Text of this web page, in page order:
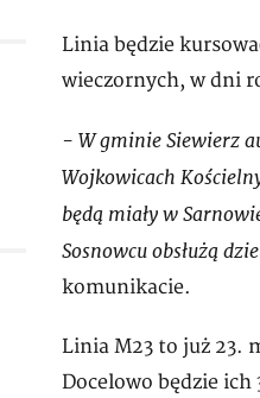
Linia będzie
wieczornych, w dni
- W gminie Siewierz
Wojkowicach
będą miały w
Sosnowcu obsłużą
komunikacie.
Linia M23 to już 23.
Docelowo będzie ich